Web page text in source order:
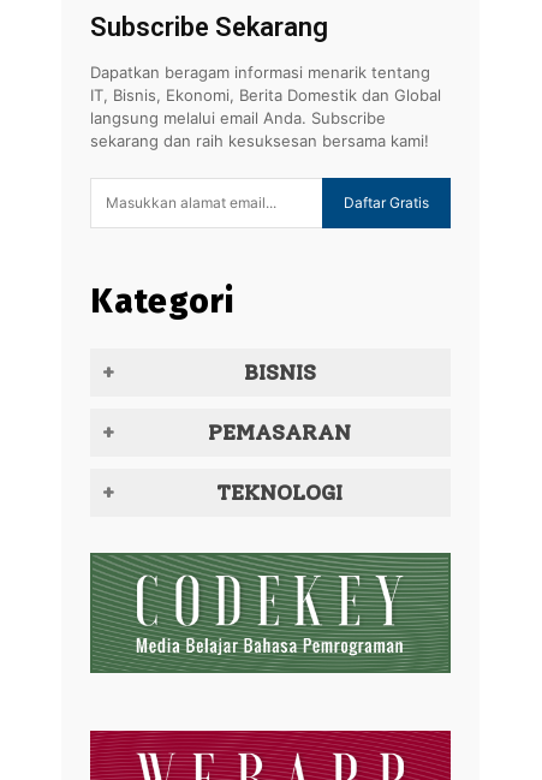
Subscribe Sekarang
Dapatkan beragam informasi menarik tentang
IT, Bisnis, Ekonomi, Berita Domestik dan Global
langsung melalui email Anda. Subscribe
sekarang dan raih kesuksesan bersama kami!
Daftar Gratis
Kategori
BISNIS
PEMASARAN
TEKNOLOGI